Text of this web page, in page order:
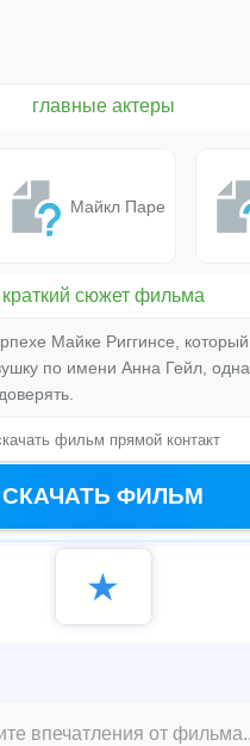
главные актеры
Майкл Паре
краткий сюжет фильма
Майке Риггинсе,
по имени Анна Гейл,
фильм прямой контакт
СКАЧАТЬ ФИЛЬМ
★